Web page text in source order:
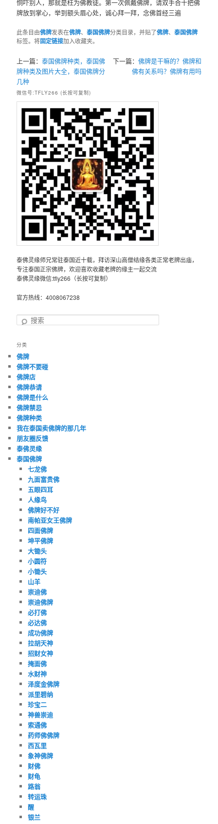
恫吓别人，那就是枉为佛教徒。第一次佩戴佛牌，请双手合十把佛
牌放到掌心，举到额头眉心处，诚心拜一拜，念佛首经三遍
此条目由佛牌发表在佛牌、泰国佛牌分类目录，并贴了佛牌、泰国佛牌
标签。将固定链接加入收藏夹。
上一篇：泰国佛牌种类，泰国佛
牌种类及图片大全，泰国佛牌分
几种
下一篇： 佛牌是干嘛的？佛牌和
佛有关系吗？佛牌有用吗
微信号:TFLY266 (长按可复制)
泰佛灵缘师兄常驻泰国近十载，拜访深山高僧结缘各类正常老牌出庙，
专注泰国正宗佛牌，欢迎喜欢收藏老牌的缘主一起交流
泰佛灵缘微信:tfly266（长按可复制）
官方热线：4008067238
搜
分类
佛牌
佛牌不要碰
佛牌店
佛牌恭请
佛牌是什么
佛牌禁忌
佛牌种类
我在泰国卖佛牌的那几年
朋友圈反馈
泰佛灵缘
泰国佛牌
七龙佛
九面富贵佛
五眼四耳
人缘鸟
佛牌好不好
南帕亚女王佛牌
四面佛牌
坤平佛牌
大锄头
小圆符
小锄头
山羊
崇迪佛
崇迪佛牌
必打佛
必达佛
成功佛牌
拉胡天神
招财女神
掩面佛
水财神
泽度金佛牌
派里碧纳
珍宝二
神兽崇迪
索通佛
药师佛佛牌
西瓦里
象神佛牌
财佛
财龟
路翁
转运珠
醒
银兰